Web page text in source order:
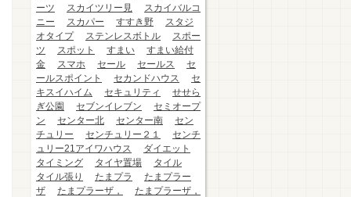
ーツ
スカイツリー見
スカイバルコ
ニー
スカパー すすき野
スタジ
オタイプ
ステンレスボトル
スポー
ツ
スポット すまい
すまい給付
金
スマホ セール セールス
セ
ールスポイント
セカンドハウス
セ
キスイハイム
セキュリティ
せせら
ぎ公園
セブンイレブン
セミオープ
ン
センター北 センター南
セン
チュリー
センチュリー２１
センチ
ュリー21アイワハウス
ダイエット
タイミング
タイヤ置場
タイル
タイル張り
たまプラ
たまプラー
ザ
たまプラーザ，
たまプラーザ，